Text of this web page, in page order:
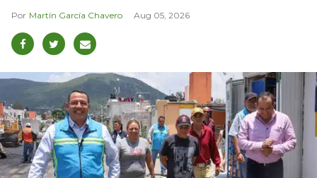
Martín García Chavero Aug 05, 2026